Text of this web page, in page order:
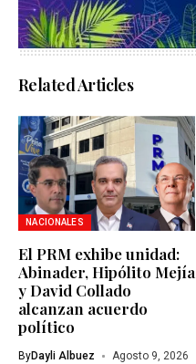
Related Articles
NACIONALES
El PRM exhibe unidad:
Abinader, Hipólito Mejía
y David Collado
alcanzan acuerdo
político
ByDayli Albuez Agosto 9, 2026